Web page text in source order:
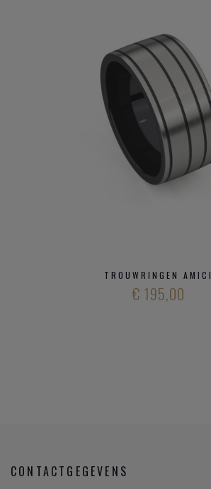
TROUWRINGEN AMICI
€ 195,00
CONTACTGEGEVENS